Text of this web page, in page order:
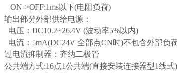
ON->OFF:1ms以下(电阻负荷)
输出部分外部供给电源：
电压：DC10.2~26.4V (波动率5%以内)
电流：5mA(DC24V 全部点ON时)不包含外部负
过电流抑制器：齐纳二极管
公共端方式:16点1公共端(直接安装